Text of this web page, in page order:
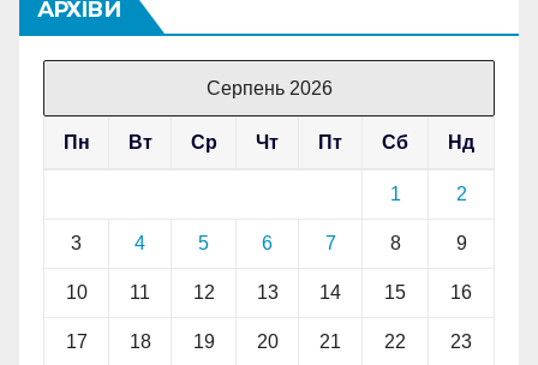
АРХІВИ
Серпень 2026
Пн Вт Ср Чт Пт Сб Нд
1 2
3 4 5 6 7 8 9
10 11 12 13 14 15 16
17 18 19 20 21 22 23